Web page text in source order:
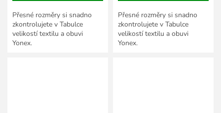
Přesné rozměry si snadno
zkontrolujete v Tabulce
velikostí textilu a obuvi
Yonex.
Přesné rozměry si snadno
zkontrolujete v Tabulce
velikostí textilu a obuvi
Yonex.